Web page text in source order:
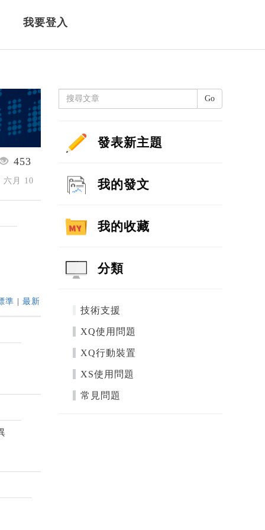
我要登入
453
六月 10
準 |最新
Go
發表新主題
我的發文
我的收藏
分類
技術支援
XQ使用問題
XQ行動裝置
XS使用問題
常見問題